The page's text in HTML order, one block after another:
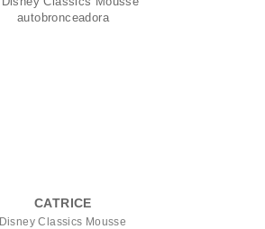
CATRICE
Disney Classics Mousse